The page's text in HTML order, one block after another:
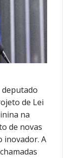
de Lei
na
de novas
inovador. A